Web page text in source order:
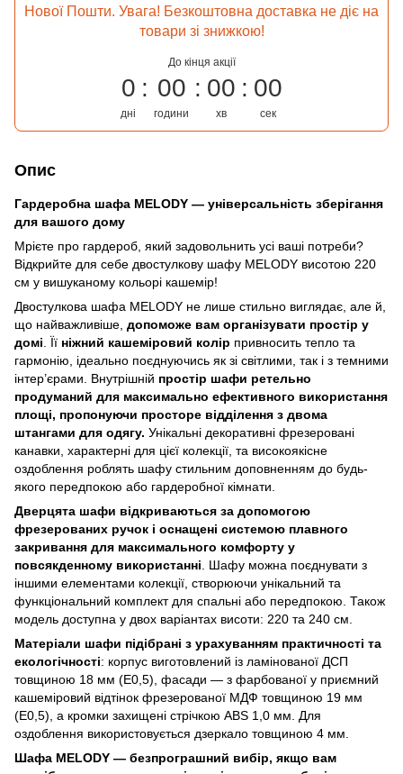
Нової Пошти. Увага! Безкоштовна доставка не діє на
товари зі знижкою!
До кінця акції
0
дні
00
години
00
хв
00
сек
Опис
Гардеробна шафа MELODY — універсальність зберігання
для вашого дому
Мрієте про гардероб, який задовольнить усі ваші потреби?
Відкрийте для себе двостулкову шафу MELODY висотою 220
см у вишуканому кольорі кашемір!
Двостулкова шафа MELODY не лише стильно виглядає, але й,
що найважливіше, допоможе вам організувати простір у
домі . Її ніжний кашеміровий колір привносить тепло та
гармонію, ідеально поєднуючись як зі світлими, так і з темними
інтер’єрами. Внутрішній простір шафи ретельно
продуманий для максимально ефективного використання
площі, пропонуючи просторе відділення з двома
штангами для одягу. Унікальні декоративні фрезеровані
канавки, характерні для цієї колекції, та високоякісне
оздоблення роблять шафу стильним доповненням до будь-
якого передпокою або гардеробної кімнати.
Дверцята шафи відкриваються за допомогою
фрезерованих ручок і оснащені системою плавного
закривання для максимального комфорту у
повсякденному використанні . Шафу можна поєднувати з
іншими елементами колекції, створюючи унікальний та
функціональний комплект для спальні або передпокою. Також
модель доступна у двох варіантах висоти: 220 та 240 см.
Матеріали шафи підібрані з урахуванням практичності та
екологічності: корпус виготовлений із ламінованої ДСП
товщиною 18 мм (E0,5), фасади — з фарбованої у приємний
кашеміровий відтінок фрезерованої МДФ товщиною 19 мм
(E0,5), а кромки захищені стрічкою ABS 1,0 мм. Для
оздоблення використовується дзеркало товщиною 4 мм.
Шафа MELODY — безпрограшний вибір, якщо вам